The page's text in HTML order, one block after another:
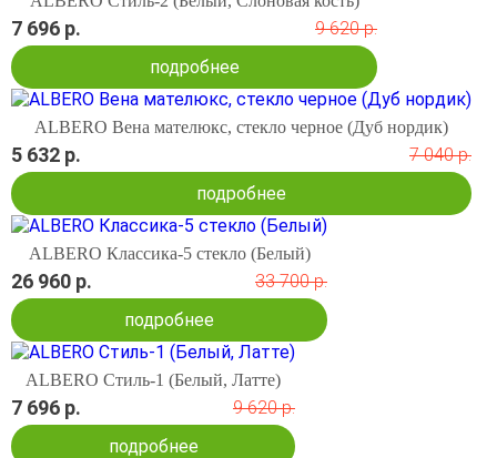
7 696 р.
9 620 р.
подробнее
ALBERO Вена мателюкс, стекло черное (Дуб нордик)
5 632 р.
7 040 р.
подробнее
ALBERO Классика-5 стекло (Белый)
26 960 р.
33 700 р.
подробнее
ALBERO Стиль-1 (Белый, Латте)
7 696 р.
9 620 р.
подробнее